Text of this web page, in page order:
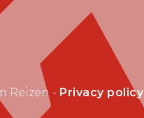
Reizen - Privacy policy